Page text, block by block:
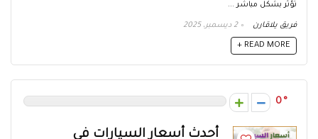
تؤثر بشكل مباشر ...
فريق يلاقارن 2 ديسمبر، 2025
READ MORE +
0
أحدث أسعار السيارات في